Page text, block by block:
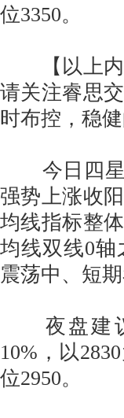
位3350。
【以上内
请关注睿思
时布控，稳
今日四星
强势上涨收
均线指标整
均线双线0轴
震荡中、短
夜盘建议
10%，以
位2950。